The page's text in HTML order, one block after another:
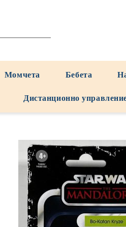
Момчета Бебета
Дистанционно